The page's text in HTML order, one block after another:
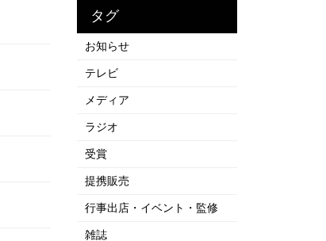
タグ
お知らせ
テレビ
メディア
ラジオ
受賞
提携販売
行事出店・イベント・監修
雑誌